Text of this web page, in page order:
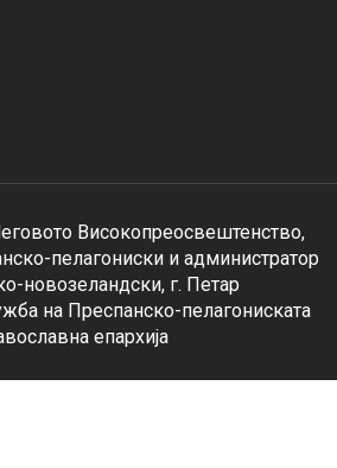
Високопреосвештенство,
пелагониски и администратор
новозеландски, г. Петар
на Преспанско-пелагониската
епархија